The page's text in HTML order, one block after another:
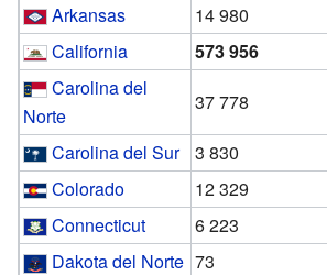
Arkansas
14 980
California
573 956
Carolina del
Norte
37 778
Carolina del Sur
3 830
Colorado
12 329
Connecticut
6 223
Dakota del Norte 73